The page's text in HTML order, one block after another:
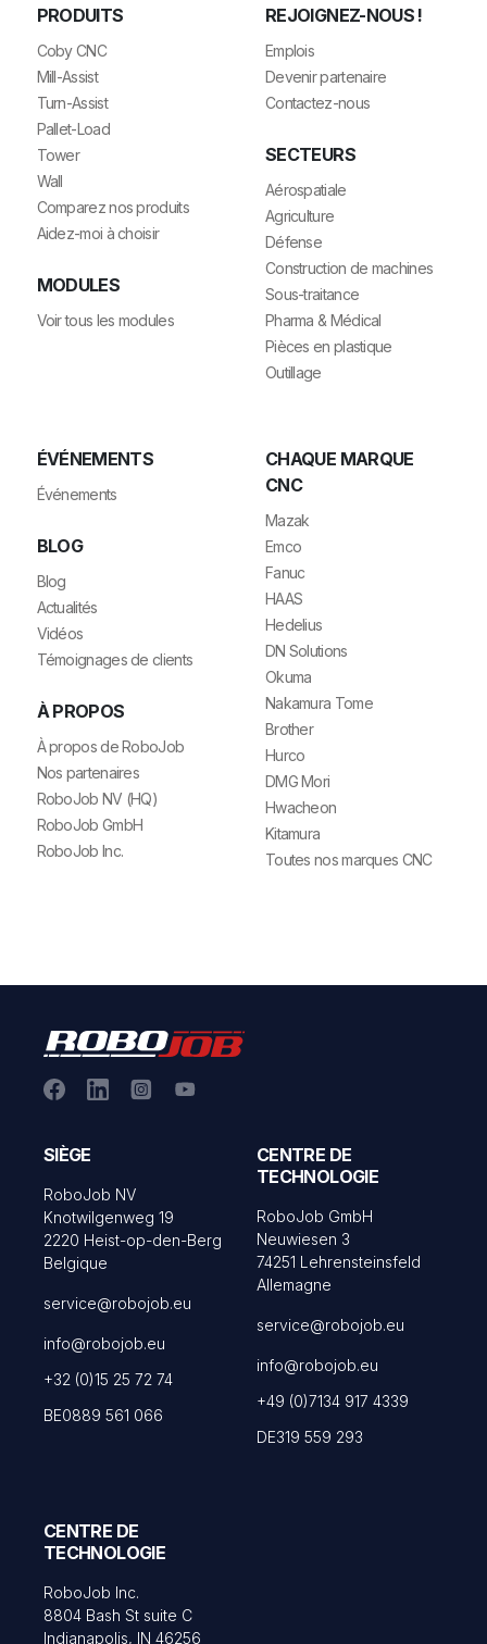
PRODUITS
Coby CNC
Mill-Assist
Turn-Assist
Pallet-Load
Tower
Wall
Comparez nos produits
Aidez-moi à choisir
MODULES
Voir tous les modules
REJOIGNEZ-NOUS !
Emplois
Devenir partenaire
Contactez-nous
SECTEURS
Aérospatiale
Agriculture
Défense
Construction de machines
Sous-traitance
Pharma & Médical
Pièces en plastique
Outillage
ÉVÉNEMENTS
Événements
BLOG
Blog
Actualités
Vidéos
Témoignages de clients
À PROPOS
À propos de RoboJob
Nos partenaires
RoboJob NV (HQ)
RoboJob GmbH
RoboJob Inc.
CHAQUE MARQUE
CNC
Mazak
Emco
Fanuc
HAAS
Hedelius
DN Solutions
Okuma
Nakamura Tome
Brother
Hurco
DMG Mori
Hwacheon
Kitamura
Toutes nos marques CNC
SIÈGE
RoboJob NV
Knotwilgenweg 19
2220 Heist-op-den-Berg
Belgique
service@robojob.eu
info@robojob.eu
+32 (0)15 25 72 74
BE0889 561 066
CENTRE DE
TECHNOLOGIE
RoboJob GmbH
Neuwiesen 3
74251 Lehrensteinsfeld
Allemagne
service@robojob.eu
info@robojob.eu
+49 (0)7134 917 4339
DE319 559 293
CENTRE DE
TECHNOLOGIE
RoboJob Inc.
8804 Bash St suite C
Indianapolis, IN 46256